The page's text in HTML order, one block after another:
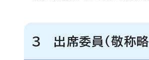
3 出席委員(敬称